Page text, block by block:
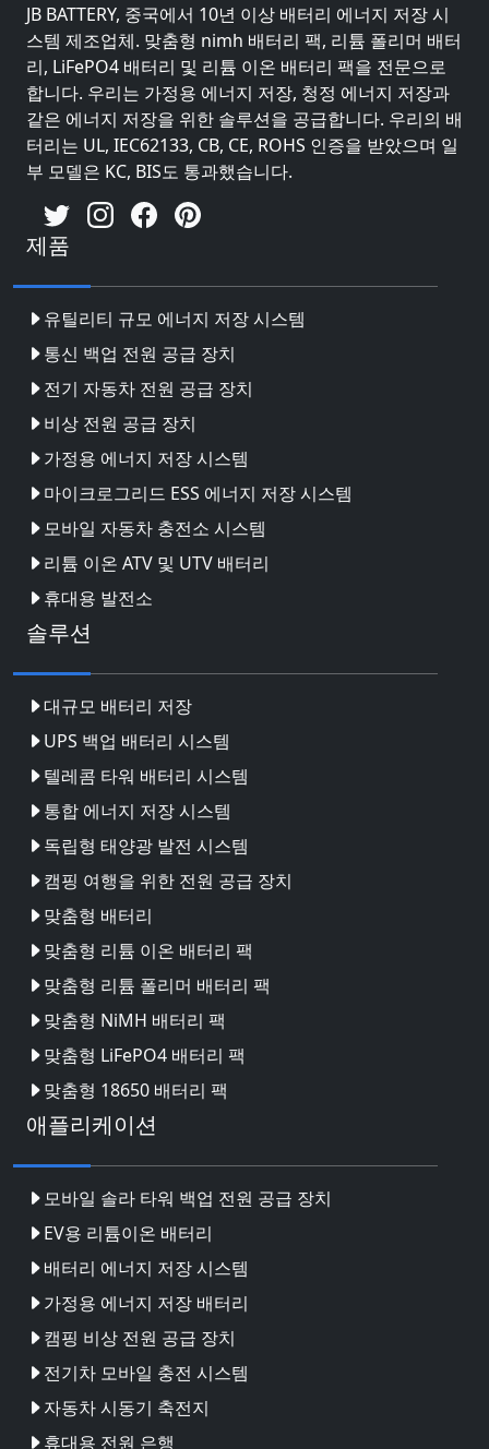
JB BATTERY, 중국에서 10년 이상 배터리 에너지 저장 시
스템 제조업체. 맞춤형 nimh 배터리 팩, 리튬 폴리머 배터
리, LiFePO4 배터리 및 리튬 이온 배터리 팩을 전문으로
합니다. 우리는 가정용 에너지 저장, 청정 에너지 저장과
같은 에너지 저장을 위한 솔루션을 공급합니다. 우리의 배
터리는 UL, IEC62133, CB, CE, ROHS 인증을 받았으며 일
부 모델은 KC, BIS도 통과했습니다.
제품
유틸리티 규모 에너지 저장 시스템
통신 백업 전원 공급 장치
전기 자동차 전원 공급 장치
비상 전원 공급 장치
가정용 에너지 저장 시스템
마이크로그리드 ESS 에너지 저장 시스템
모바일 자동차 충전소 시스템
리튬 이온 ATV 및 UTV 배터리
휴대용 발전소
솔루션
대규모 배터리 저장
UPS 백업 배터리 시스템
텔레콤 타워 배터리 시스템
통합 에너지 저장 시스템
독립형 태양광 발전 시스템
캠핑 여행을 위한 전원 공급 장치
맞춤형 배터리
맞춤형 리튬 이온 배터리 팩
맞춤형 리튬 폴리머 배터리 팩
맞춤형 NiMH 배터리 팩
맞춤형 LiFePO4 배터리 팩
맞춤형 18650 배터리 팩
애플리케이션
모바일 솔라 타워 백업 전원 공급 장치
EV용 리튬이온 배터리
배터리 에너지 저장 시스템
가정용 에너지 저장 배터리
캠핑 비상 전원 공급 장치
전기차 모바일 충전 시스템
자동차 시동기 축전지
휴대용 전원 은행